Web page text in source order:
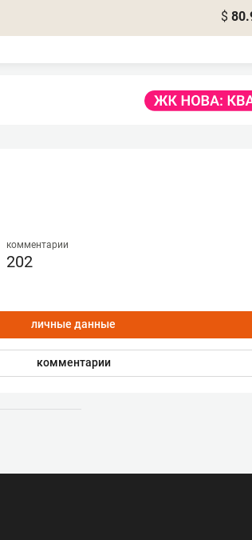
$
комментарии
202
личные данные
комментарии